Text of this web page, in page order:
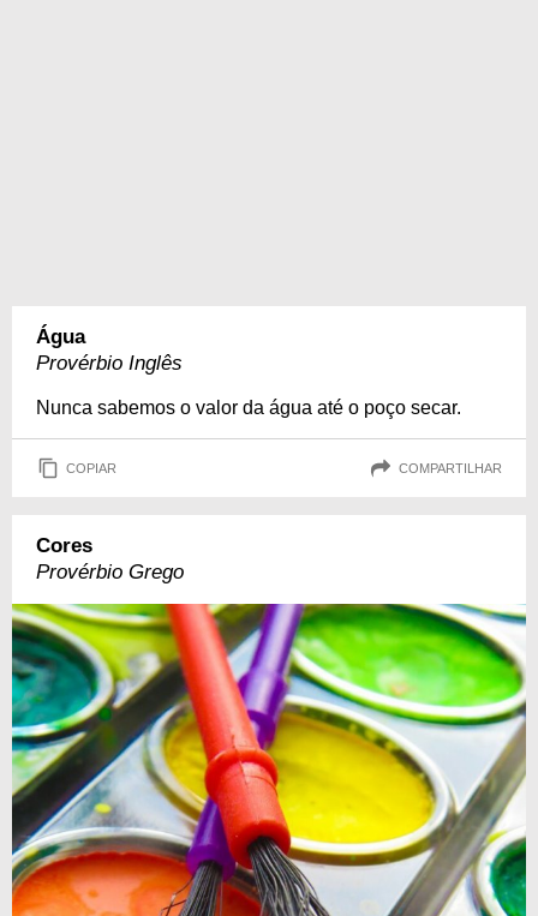
Água
Provérbio Inglês
Nunca sabemos o valor da água até o poço secar.
COPIAR COMPARTILHAR
Cores
Provérbio Grego